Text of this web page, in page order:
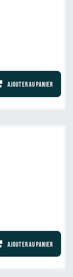
Ajouter au panier
Ajouter au panier